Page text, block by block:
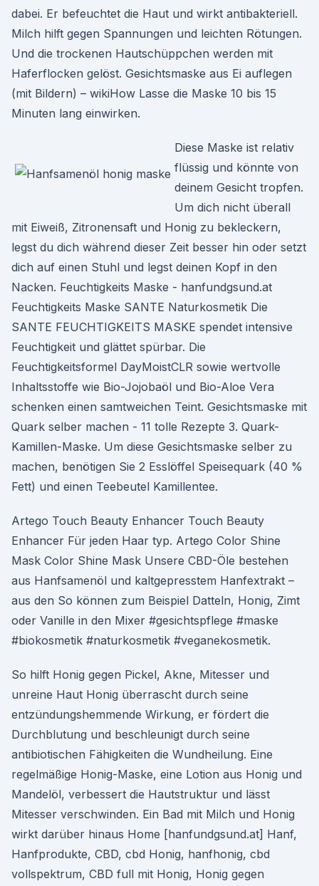
dabei. Er befeuchtet die Haut und wirkt antibakteriell.
Milch hilft gegen Spannungen und leichten Rötungen.
Und die trockenen Hautschüppchen werden mit
Haferflocken gelöst. Gesichtsmaske aus Ei auflegen
(mit Bildern) – wikiHow Lasse die Maske 10 bis 15
Minuten lang einwirken.
Diese Maske ist relativ
flüssig und könnte von
deinem Gesicht tropfen.
Um dich nicht überall
mit Eiweiß, Zitronensaft und Honig zu bekleckern,
legst du dich während dieser Zeit besser hin oder setzt
dich auf einen Stuhl und legst deinen Kopf in den
Nacken. Feuchtigkeits Maske - hanfundgsund.at
Feuchtigkeits Maske SANTE Naturkosmetik Die
SANTE FEUCHTIGKEITS MASKE spendet intensive
Feuchtigkeit und glättet spürbar. Die
Feuchtigkeitsformel DayMoistCLR sowie wertvolle
Inhaltsstoffe wie Bio-Jojobaöl und Bio-Aloe Vera
schenken einen samtweichen Teint. Gesichtsmaske mit
Quark selber machen - 11 tolle Rezepte 3. Quark-
Kamillen-Maske. Um diese Gesichtsmaske selber zu
machen, benötigen Sie 2 Esslöffel Speisequark (40 %
Fett) und einen Teebeutel Kamillentee.
Artego Touch Beauty Enhancer Touch Beauty
Enhancer Für jeden Haar typ. Artego Color Shine
Mask Color Shine Mask Unsere CBD-Öle bestehen
aus Hanfsamenöl und kaltgepresstem Hanfextrakt –
aus den So können zum Beispiel Datteln, Honig, Zimt
oder Vanille in den Mixer #gesichtspflege #maske
#biokosmetik #naturkosmetik #veganekosmetik.
So hilft Honig gegen Pickel, Akne, Mitesser und
unreine Haut Honig überrascht durch seine
entzündungshemmende Wirkung, er fördert die
Durchblutung und beschleunigt durch seine
antibiotischen Fähigkeiten die Wundheilung. Eine
regelmäßige Honig-Maske, eine Lotion aus Honig und
Mandelöl, verbessert die Hautstruktur und lässt
Mitesser verschwinden. Ein Bad mit Milch und Honig
wirkt darüber hinaus Home [hanfundgsund.at] Hanf,
Hanfprodukte, CBD, cbd Honig, hanfhonig, cbd
vollspektrum, CBD full mit Honig, Honig gegen